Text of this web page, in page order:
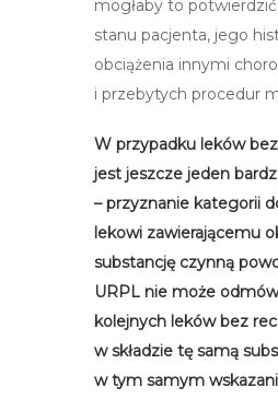
mogłaby to
stanu pacjenta, jego
obciążenia innymi
i przebytych procedur
W przypadku leków
jest jeszcze jeden
– przyznanie kategorii
lekowi zawierającemu
substancję czynną
URPL nie może
kolejnych leków bez
w składzie tę samą
w tym samym